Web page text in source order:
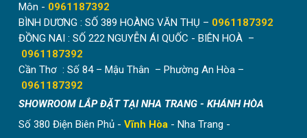
Được hỗ trợ tư vấn nhiệt tình, đảm bảo lựa chọn
được sản phẩm phù hợp với sở thích, nhu cầu sử
Giá cây treo quần áo đảm bảo là rẻ nhất thị
trường.
Hỗ trợ giao hàng Toàn Quốc với thời gian ngắn.
Môn - 0961187392
BÌNH DƯƠNG : SỐ 389 HOÀNG VĂN THỤ – 0961187392
ĐỒNG NAI : SỐ 222 NGUYỄN ÁI QUỐC - BIÊN HOÀ –
0961187392
Cần Thơ : Số 84 – Mậu Thân – Phường An Hòa –
0961187392
SHOWROOM LẮP ĐẶT TẠI NHA TRANG - KHÁNH HÒA
Số 380 Điện Biên Phủ - Vĩnh Hòa - Nha Trang -